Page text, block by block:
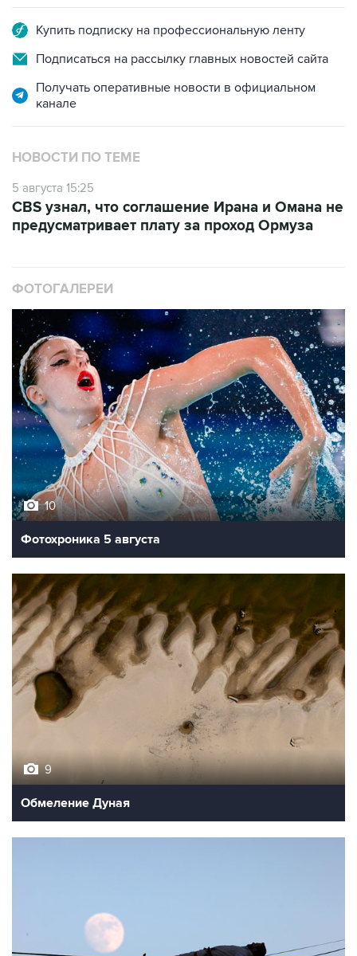
Купить подписку на профессиональную ленту
Подписаться на рассылку главных новостей сайта
Получать оперативные новости в официальном
канале
НОВОСТИ ПО ТЕМЕ
5 августа 15:25
CBS узнал, что соглашение Ирана и Омана не
предусматривает плату за проход Ормуза
ФОТОГАЛЕРЕИ
10
Фотохроника 5 августа
9
Обмеление Дуная